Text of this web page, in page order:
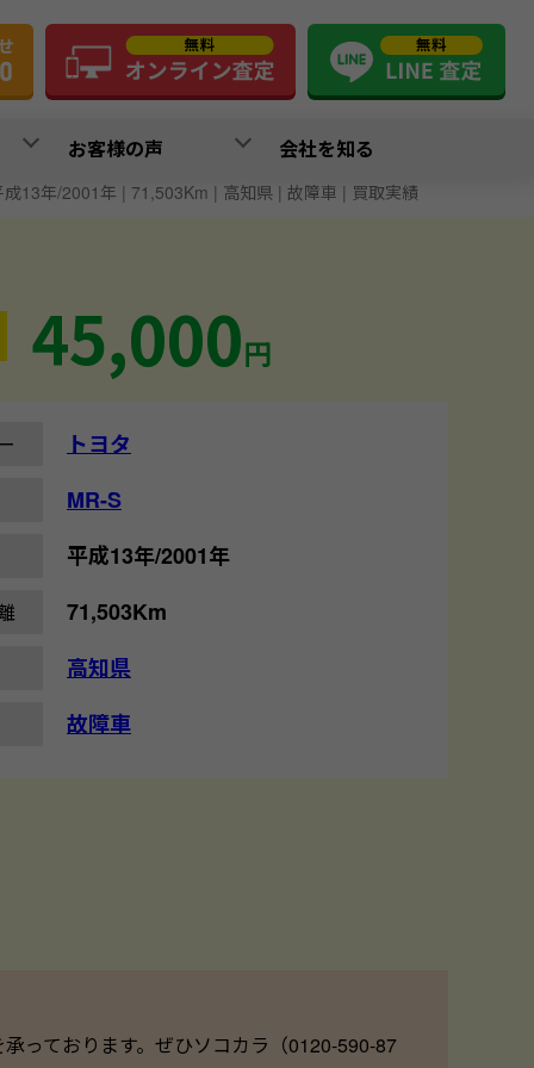
お客様の声 会社を知る
13年/2001年 | 71,503Km | 高知県 | 故障車 | 買取実績
45,000円
トヨタ
MR-S
平成13年/2001年
71,503Km
高知県
故障車
っております。ぜひソコカラ（0120-590-87